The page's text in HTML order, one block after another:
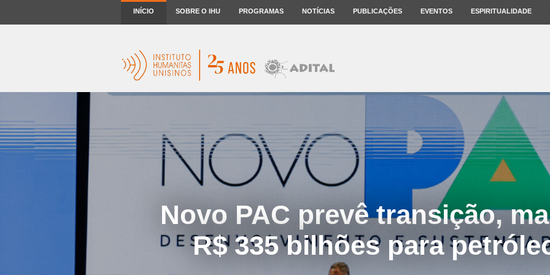
INÍCIO SOBRE O IHU PROGRAMAS NOTÍCIAS PUBLICAÇÕES EVENTOS ESPIRITUALIDADE
Novo PAC prevê transição,
R$ 335 bilhões para